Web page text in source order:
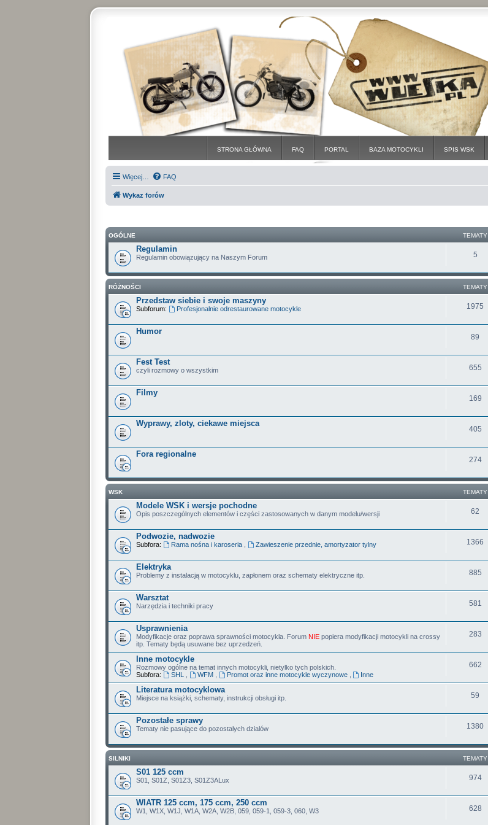
STRONA GŁÓWNA FAQ PORTAL BAZA MOTOCYKLI SPIS WSK
Więcej… FAQ
Wykaz forów
OGÓLNE TEMATY
Regulamin
Regulamin obowiązujący na Naszym Forum 5
RÓŻNOŚCI TEMATY
Przedstaw siebie i swoje maszyny
Subforum: Profesjonalnie odrestaurowane motocykle 1975
Humor
89
Fest Test
czyli rozmowy o wszystkim 655
Filmy
169
Wyprawy, zloty, ciekawe miejsca
405
Fora regionalne
274
WSK TEMATY
Modele WSK i wersje pochodne
Opis poszczególnych elementów i części zastosowanych w danym modelu/wersji 62
Podwozie, nadwozie
Subfora: Rama nośna i karoseria Zawieszenie przednie, amortyzator tylny 1366
Elektryka
Problemy z instalacją w motocyklu, zapłonem oraz schematy elektryczne itp. 885
Warsztat
Narzędzia i techniki pracy 581
Usprawnienia
Modyfikacje oraz poprawa sprawności motocykla. Forum NIE popiera modyfikacji motocykli na crossy
itp. Tematy będą usuwane bez uprzedzeń.
283
Inne motocykle
Rozmowy ogólne na temat innych motocykli, nietylko tych polskich.
Subfora:
SHL WFM Promot oraz inne motocykle wyczynowe Inne
662
Literatura motocyklowa
Miejsce na książki, schematy, instrukcji obsługi itp. 59
Pozostałe sprawy
Tematy nie pasujące do pozostalych dzialów 1380
SILNIKI TEMATY
S01 125 ccm
S01, S01Z, S01Z3, S01Z3ALux 974
WIATR 125 ccm, 175 ccm, 250 ccm
W1, W1X, W1J, W1A, W2A, W2B, 059, 059-1, 059-3, 060, W3 628